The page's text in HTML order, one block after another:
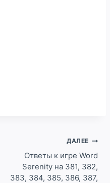
ДАЛЕЕ
Ответы к игре Word
Serenity на 381, 382,
383, 384, 385, 386, 387,